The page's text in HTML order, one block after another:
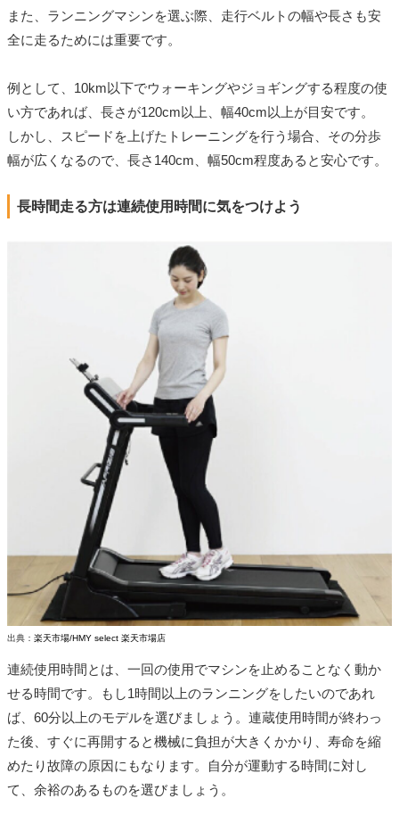
また、ランニングマシンを選ぶ際、走行ベルトの幅や長さも安
全に走るためには重要です。
例として、10km以下でウォーキングやジョギングする程度の使
い方であれば、長さが120cm以上、幅40cm以上が目安です。
しかし、スピードを上げたトレーニングを行う場合、その分歩
幅が広くなるので、長さ140cm、幅50cm程度あると安心です。
長時間走る方は連続使用時間に気をつけよう
出典： 楽天市場/HMY select 楽天市場店
連続使用時間とは、一回の使用でマシンを止めることなく動か
せる時間です。もし1時間以上のランニングをしたいのであれ
ば、60分以上のモデルを選びましょう。連蔵使用時間が終わっ
た後、すぐに再開すると機械に負担が大きくかかり、寿命を縮
めたり故障の原因にもなります。自分が運動する時間に対し
て、余裕のあるものを選びましょう。